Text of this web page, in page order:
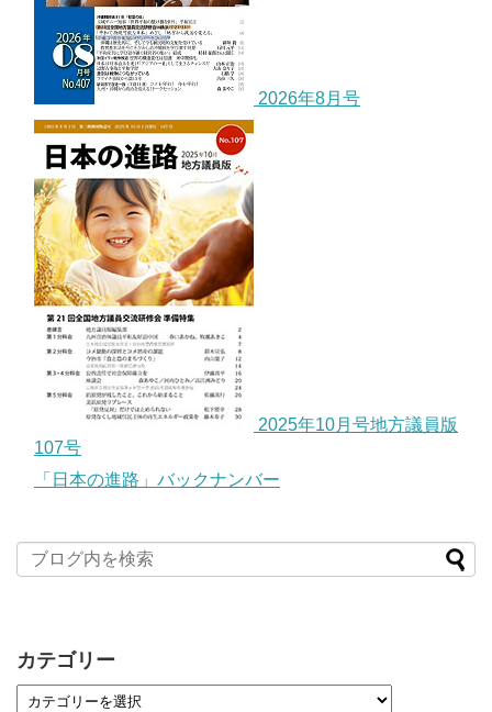
2026年8月号
2025年10月号地方議員版
107号
「日本の進路」バックナンバー
カテゴリー